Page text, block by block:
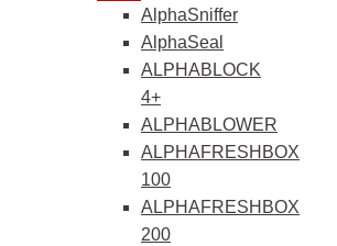
AlphaSniffer
AlphaSeal
ALPHABLOCK
4+
ALPHABLOWER
ALPHAFRESHBOX
100
ALPHAFRESHBOX
200